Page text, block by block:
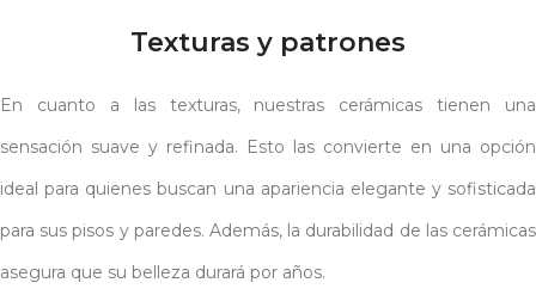
Texturas y patrones
En cuanto a las texturas, nuestras cerámicas tienen una
sensación suave y refinada. Esto las convierte en una opción
ideal para quienes buscan una apariencia elegante y sofisticada
para sus pisos y paredes. Además, la durabilidad de las cerámicas
asegura que su belleza durará por años.